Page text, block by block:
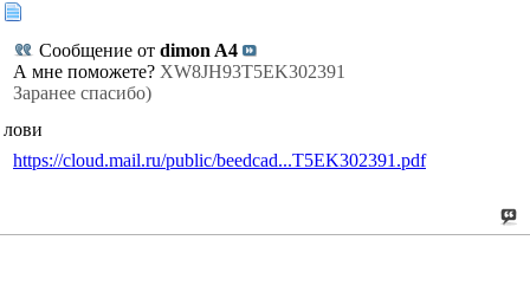
Сообщение от dimon A4
А мне поможете? XW8JH93T5EK302391
Заранее спасибо)
лови
https://cloud.mail.ru/public/beedcad...T5EK302391.pdf